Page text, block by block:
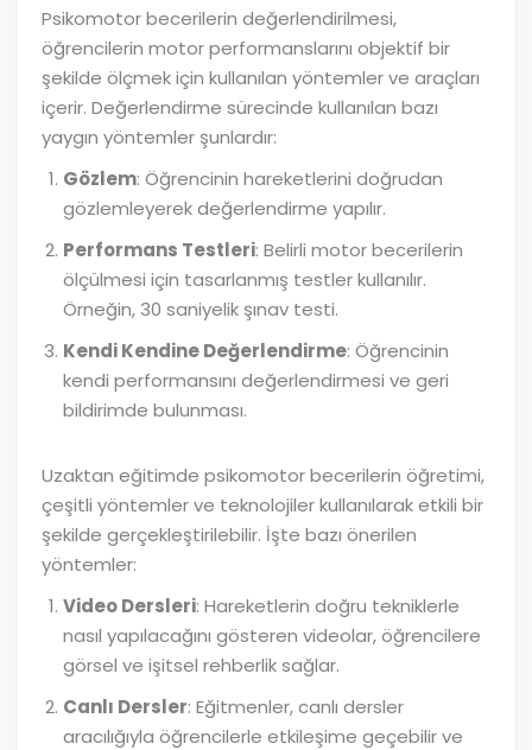
Psikomotor becerilerin değerlendirilmesi,
öğrencilerin motor performanslarını objektif bir
şekilde ölçmek için kullanılan yöntemler ve araçları
içerir. Değerlendirme sürecinde kullanılan bazı
yaygın yöntemler şunlardır:
Gözlem: Öğrencinin hareketlerini doğrudan
gözlemleyerek değerlendirme yapılır.
Performans Testleri: Belirli motor becerilerin
ölçülmesi için tasarlanmış testler kullanılır.
Örneğin, 30 saniyelik şınav testi.
Kendi Kendine Değerlendirme: Öğrencinin
kendi performansını değerlendirmesi ve geri
bildirimde bulunması.
Uzaktan eğitimde psikomotor becerilerin öğretimi,
çeşitli yöntemler ve teknolojiler kullanılarak etkili bir
şekilde gerçekleştirilebilir. İşte bazı önerilen
yöntemler:
Video Dersleri: Hareketlerin doğru tekniklerle
nasıl yapılacağını gösteren videolar, öğrencilere
görsel ve işitsel rehberlik sağlar.
Canlı Dersler: Eğitmenler, canlı dersler
aracılığıyla öğrencilerle etkileşime geçebilir ve